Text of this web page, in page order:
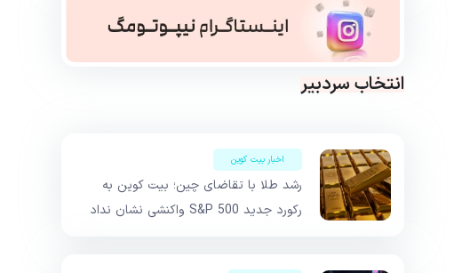
انتخاب سردبیر
اخبار بیت کوین
رشد طلا با تقاضای چین؛ بیت کوین به
رکورد جدید S&P 500 واکنشی نشان نداد